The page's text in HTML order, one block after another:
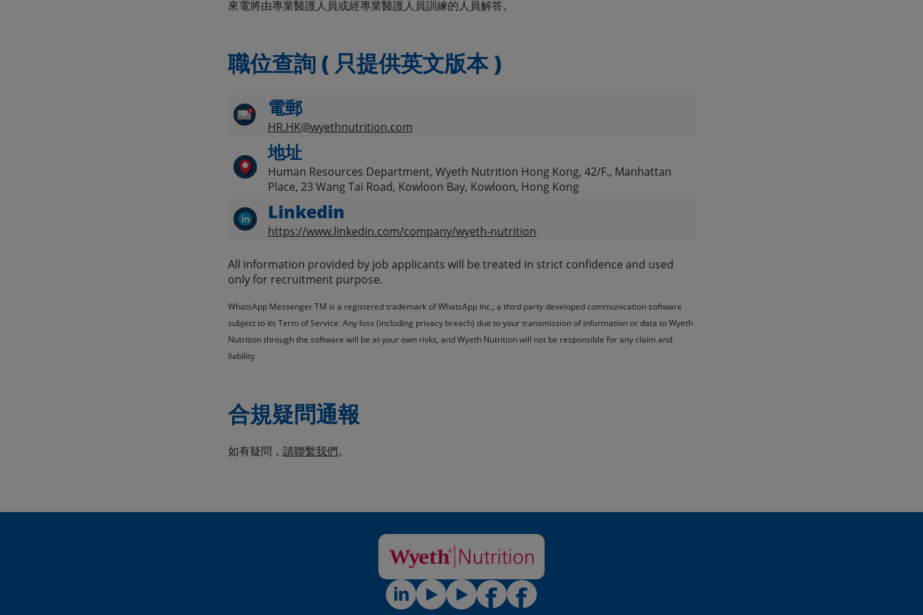
來電將由專業醫護人員或經專業醫護人員訓練的人員解答。
職位查詢 ( 只提供英文版本 )
電郵
HR.HK@wyethnutrition.com
地址
Human Resources Department, Wyeth Nutrition Hong Kong, 42/F., Manhattan
Place, 23 Wang Tai Road, Kowloon Bay, Kowloon, Hong Kong
Linkedin
https://www.linkedin.com/company/wyeth-nutrition
All information provided by job applicants will be treated in strict confidence and used
only for recruitment purpose.
WhatsApp Messenger TM is a registered trademark of WhatsApp Inc., a third party developed communication software
subject to its Term of Service. Any loss (including privacy breach) due to your transmission of information or data to Wyeth
Nutrition through the software will be at your own risks, and Wyeth Nutrition will not be responsible for any claim and
liability.
合規疑問通報
如有疑問， 請聯繫我們。